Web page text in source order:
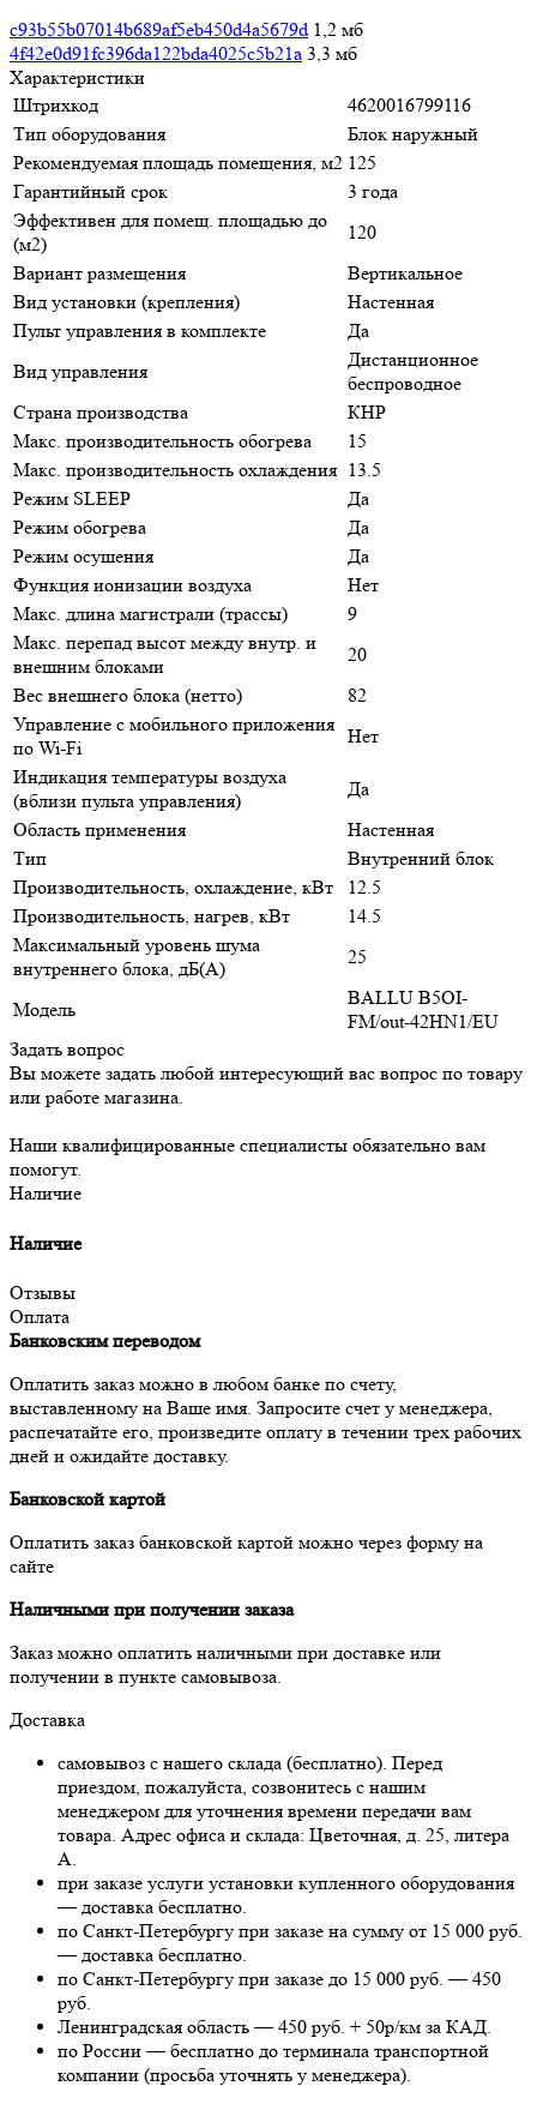
c93b55b07014b689af5eb450d4a5679d 1,2 мб
4f42e0d91fc396da122bda4025c5b21a 3,3 мб
Характеристики
Штрихкод
4620016799116
Тип оборудования
Блок наружный
Рекомендуемая площадь помещения, м2 125
Гарантийный срок
3 года
Эффективен для помещ. площадью до
(м2)
120
Вариант размещения
Вертикальное
Вид установки (крепления)
Настенная
Пульт управления в комплекте
Да
Вид управления
Дистанционное
беспроводное
Страна производства
КНР
Макс. производительность обогрева
15
Макс. производительность охлаждения 13.5
Режим SLEEP
Да
Режим обогрева
Да
Режим осушения
Да
Функция ионизации воздуха
Нет
Макс. длина магистрали (трассы)
9
Макс. перепад высот между внутр. и
внешним блоками
20
Вес внешнего блока (нетто)
82
Управление c мобильного приложения
по Wi-Fi
Нет
Индикация температуры воздуха
(вблизи пульта управления)
Да
Область применения
Настенная
Тип
Внутренний блок
Производительность, охлаждение, кВт
12.5
Производительность, нагрев, кВт
14.5
Максимальный уровень шума
внутреннего блока, дБ(А)
25
Модель
BALLU B5OI-
FM/out-42HN1/EU
Задать вопрос
Вы можете задать любой интересующий вас вопрос по товару
или работе магазина.
Наши квалифицированные специалисты обязательно вам
помогут.
Наличие
Наличие
Отзывы
Оплата
Банковским переводом
Оплатить заказ можно в любом банке по счету,
выставленному на Ваше имя. Запросите счет у менеджера,
распечатайте его, произведите оплату в течении трех рабочих
дней и ожидайте доставку.
Банковской картой
Оплатить заказ банковской картой можно через форму на
сайте
Наличными при получении заказа
Заказ можно оплатить наличными при доставке или
получении в пункте самовывоза.
Доставка
самовывоз с нашего склада (бесплатно). Перед
приездом, пожалуйста, созвонитесь с нашим
менеджером для уточнения времени передачи вам
товара. Адрес офиса и склада: Цветочная, д. 25, литера
А.
при заказе услуги установки купленного оборудования
— доставка бесплатно.
по Санкт-Петербургу при заказе на сумму от 15 000 руб.
— доставка бесплатно.
по Санкт-Петербургу при заказе до 15 000 руб. — 450
руб.
Ленинградская область — 450 руб. + 50р/км за КАД.
по России — бесплатно до терминала транспортной
компании (просьба уточнять у менеджера).